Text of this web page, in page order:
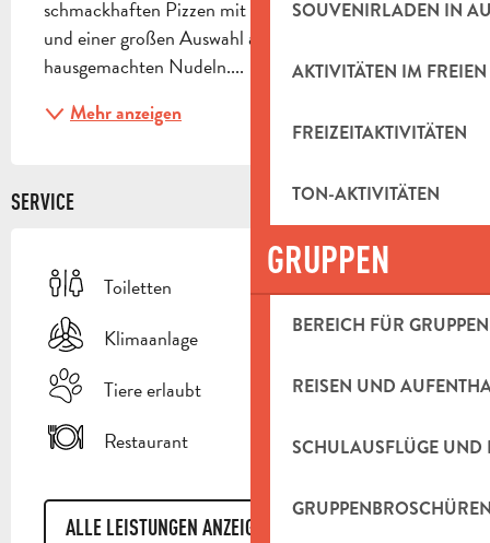
SOUVENIRLADEN IN
AKTIVITÄTEN IM FREIEN
FREIZEITAKTIVITÄTEN
TON-AKTIVITÄTEN
GRUPPEN
BEREICH FÜR GRUPPEN
REISEN UND
SCHULAUSFLÜGE UND
schmackhaften Pizzen mit dünnem, knusprigem Teig
und einer großen Auswahl an frischen,
hausgemachten Nudeln....
Mehr anzeigen
SERVICE
Toiletten
Klimaanlage
Tiere erlaubt
Restaurant
ALLE LEISTUNGEN ANZEIGEN